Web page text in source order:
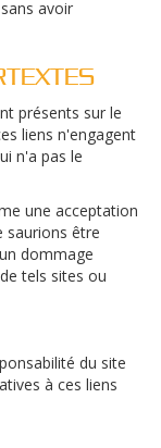
avoir
présents sur le
liens n'engagent
n'a pas le
une acceptation
saurions être
dommage
tels sites ou
du site
à ces liens